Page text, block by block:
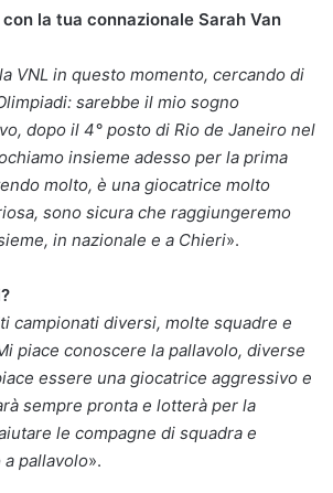
la tua connazionale Sarah Van
VNL in questo momento, cercando di
sarebbe il mio sogno
dopo il 4° posto di Rio de Janeiro nel
insieme adesso per la prima
molto, è una giocatrice molto
sono sicura che raggiungeremo
in nazionale e a Chieri».
campionati diversi, molte squadre e
piace conoscere la pallavolo, diverse
essere una giocatrice aggressivo e
sempre pronta e lotterà per la
le compagne di squadra e
pallavolo».